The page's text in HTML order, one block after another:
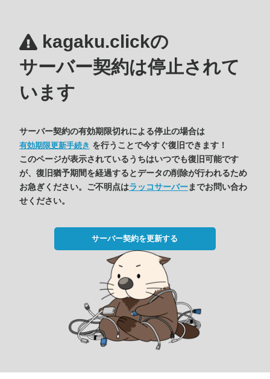
kagaku.clickの
サーバー契約は停止されて
います
サーバー契約の有効期限切れによる停止の場合は
有効期限更新手続き を行うことで今すぐ復旧できます！
このページが表示されているうちはいつでも復旧可能です
が、復旧猶予期間を経過するとデータの削除が行われるため
お急ぎください。ご不明点はラッコサーバーまでお問い合わ
せください。
サーバー契約を更新する